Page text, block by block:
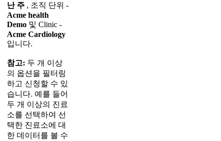
난 주 , 조직 단위 -
Acme health
Demo 및 Clinic -
Acme Cardiology
입니 다.
참고: 두 개 이상
의 옵션 을 필터 링
하고 신청할 수 있
습니 다. 예 를 들어
두 개 이상의 진 료
소를 선 택하여 선
택한 진 료소에 대
한 데 이 터 를 볼 수